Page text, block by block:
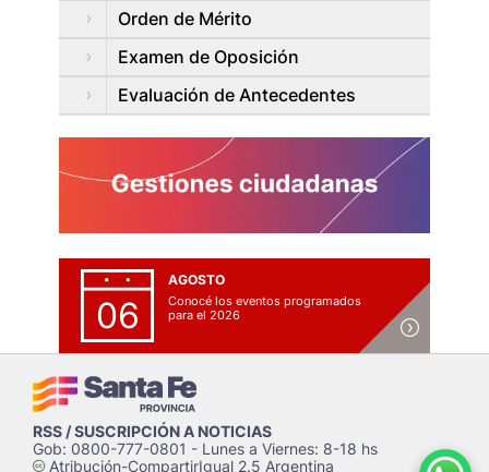
Orden de Mérito
Examen de Oposición
Evaluación de Antecedentes
06
AGOSTO
Conocé los eventos programados
para el 2026
RSS / SUSCRIPCIÓN A NOTICIAS
Gob: 0800-777-0801 - Lunes a Viernes: 8-18 hs
cAtribución-CompartirIgual 2.5 Argentina